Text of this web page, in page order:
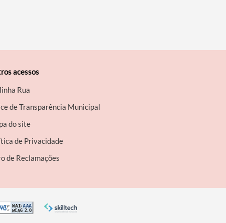
acessos
Rua
de Transparência Municipal
do site
de Privacidade
de Reclamações